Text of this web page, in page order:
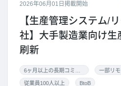
2026年06月01日掲載開始
【生産管理システム/
社】大手製造業向け生
刷新
一部リ
従業員100人以上 BtoB